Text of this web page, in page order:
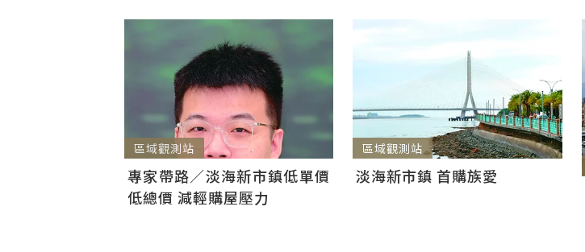
區域觀測站
專家帶路／淡海新市鎮低單價
低總價 減輕購屋壓力
區域觀測站
淡海新市鎮 首購族愛